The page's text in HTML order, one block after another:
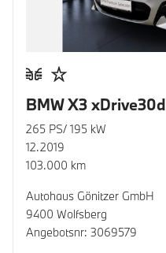
BMW X3 xDrive30d
265 PS/ 195 kW
12.2019
103.000 km
Autohaus Gönitzer GmbH
9400 Wolfsberg
Angebotsnr: 3069579